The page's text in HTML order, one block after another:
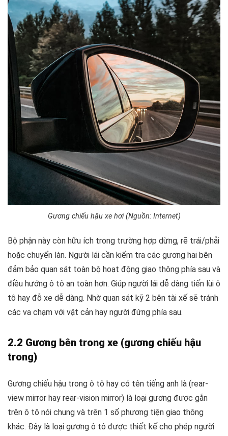
Gương chiếu hậu xe hơi (Nguồn: Internet)
Bộ phận này còn hữu ích trong trường hợp dừng, rẽ trái/phải
hoặc chuyển làn. Người lái cần kiểm tra các gương hai bên
đảm bảo quan sát toàn bộ hoạt động giao thông phía sau và
điều hướng ô tô an toàn hơn. Giúp người lái dễ dàng tiến lùi ô
tô hay đỗ xe dễ dàng. Nhờ quan sát kỹ 2 bên tài xế sẽ tránh
các va chạm với vật cản hay người đứng phía sau.
2.2 Gương bên trong xe (gương chiếu hậu
trong)
Gương chiếu hậu trong ô tô hay có tên tiếng anh là (rear-
view mirror hay rear-vision mirror) là loại gương được gắn
trên ô tô nói chung và trên 1 số phương tiện giao thông
khác. Đây là loại gương ô tô được thiết kế cho phép người